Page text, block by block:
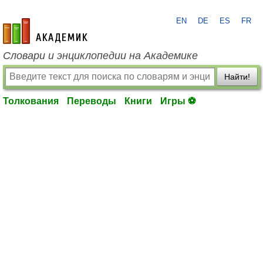
academic.ru
EN DE ES FR
Словари и энциклопедии на Академике
Найти!
Толкования Переводы Книги Игры ⚽